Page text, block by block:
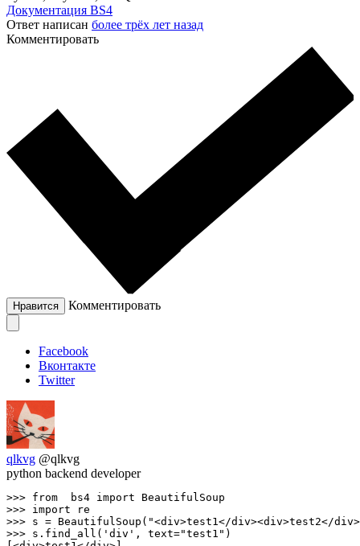
Документация BS4
Ответ написан более трёх лет назад
Комментировать
Нравится Комментировать
Facebook
Вконтакте
Twitter
qlkvg @qlkvg
python backend developer
>>> from  bs4 import BeautifulSoup
>>> import re
>>> s = BeautifulSoup("<div>test1</div><div>test2</
>>> s.find_all('div', text="test1")